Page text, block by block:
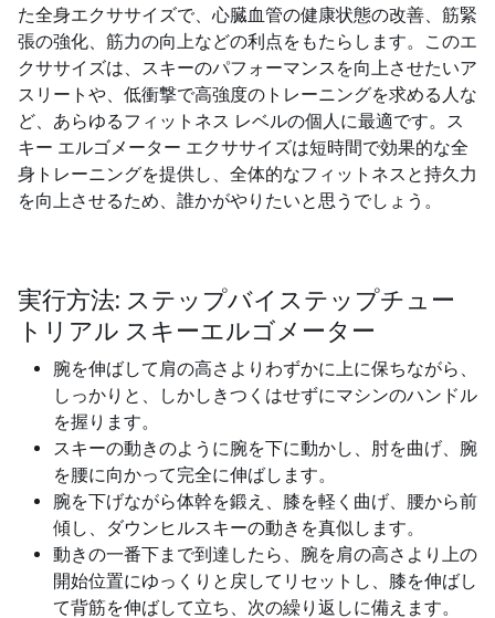
た全身エクササイズで、心臓血管の健康状態の改善、筋緊
張の強化、筋力の向上などの利点をもたらします。このエ
クササイズは、スキーのパフォーマンスを向上させたいア
スリートや、低衝撃で高強度のトレーニングを求める人な
ど、あらゆるフィットネス レベルの個人に最適です。ス
キー エルゴメーター エクササイズは短時間で効果的な全
身トレーニングを提供し、全体的なフィットネスと持久力
を向上させるため、誰かがやりたいと思うでしょう。
実行方法: ステップバイステップチュー
トリアル スキーエルゴメーター
腕を伸ばして肩の高さよりわずかに上に保ちながら、
しっかりと、しかしきつくはせずにマシンのハンドル
を握ります。
スキーの動きのように腕を下に動かし、肘を曲げ、腕
を腰に向かって完全に伸ばします。
腕を下げながら体幹を鍛え、膝を軽く曲げ、腰から前
傾し、ダウンヒルスキーの動きを真似します。
動きの一番下まで到達したら、腕を肩の高さより上の
開始位置にゆっくりと戻してリセットし、膝を伸ばし
て背筋を伸ばして立ち、次の繰り返しに備えます。